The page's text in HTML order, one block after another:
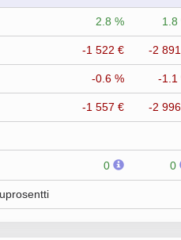
2.8 % 1.8
-1 522 € -2
-0.6 % -1.1
-1 557 € -2
0 0